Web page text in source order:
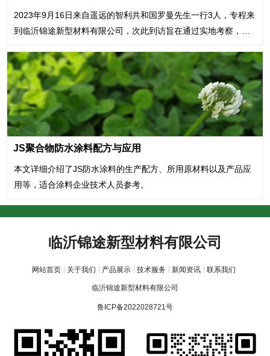
2023年9月16日来自遥远的智利共和国罗曼先生一行3人，专程来
到临沂锦途新型材料有限公司，次此到访旨在通过实地考察，加
郝工及相关人员热情接待了来访的客人。
JS聚合物防水涂料配方与应用
本文详细介绍了JS防水涂料的生产配方、所用原材料以及产品应
用等，适合涂料企业技术人员参考。
临沂锦途新型材料有限公司
网站首页 关于我们 产品展示 技术服务 新闻资讯 联系我们
临沂锦途新型材料有限公司
鲁ICP备2022028721号